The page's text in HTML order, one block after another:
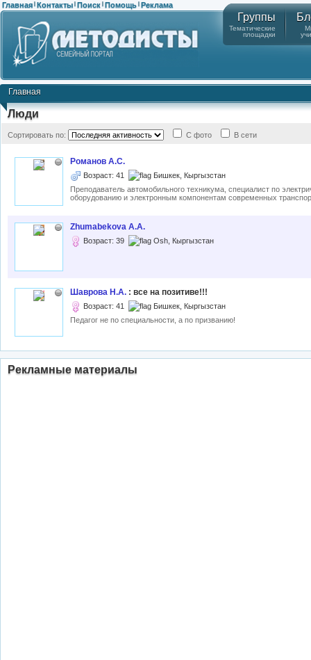
Главная | Контакты | Поиск | Помощь | Реклама
Группы
Тематические
площадки
Главная
Люди
Сортировать по: С фото В сети
Романов А.С.
Возраст: 41
Бишкек, Кыргызстан
Преподаватель автомобильного техникума, специалист по
оборудованию и электронным компонентам современных
Zhumabekova A.A.
Возраст: 39 Osh, Кыргызстан
Шаврова Н.А. : все на позитиве!!!
Возраст: 41
Бишкек, Кыргызстан
Педагог не по специальности, а по призванию!
Рекламные материалы